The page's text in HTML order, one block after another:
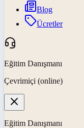
Blog
Ücretler
Eğitim Danışmanı
Çevrimiçi (online)
Eğitim Danışmanı